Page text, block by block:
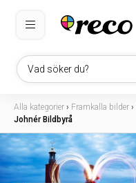
Vad söker du?
Alla kategorier › Framkalla bilder ›
Johnér Bildbyrå